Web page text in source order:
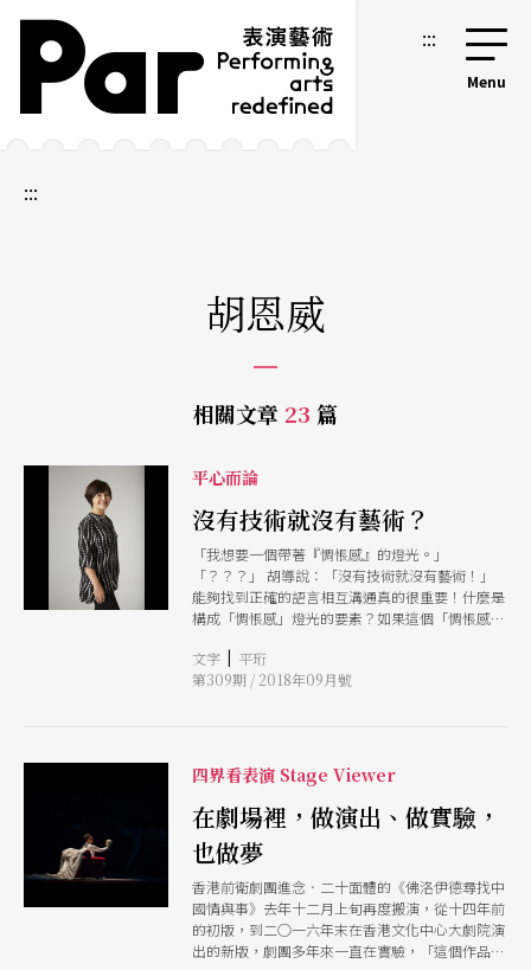
跳到主要內容區塊
網站導覽 :::
:::
胡恩威
相關文章 23 篇
平心而論
沒有技術就沒有藝術？
「我想要一個帶著『惆悵感』的燈光。」
「？？？」 胡導說：「沒有技術就沒有藝術！」
能夠找到正確的語言相互溝通真的很重要！什麼是
構成「惆悵感」燈光的要素？如果這個「惆悵感」
光、偏暗」的燈光，那被「翻白眼」的機率就一定
會降低了。
文字 | 平珩
第309期 / 2018年09月號
四界看表演 Stage Viewer
在劇場裡，做演出、做實驗，
也做夢
香港前衛劇團進念．二十面體的《佛洛伊德尋找中
國情與事》去年十二月上旬再度搬演，從十四年前
的初版，到二○一六年末在香港文化中心大劇院演
出的新版，劇團多年來一直在實驗，「這個作品的